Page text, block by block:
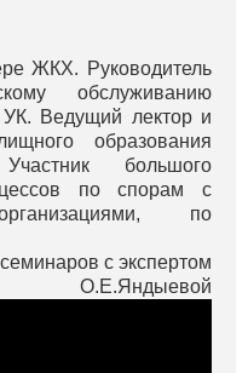
ЖКХ. Руководитель
обслуживанию
Ведущий лектор и
образования
большого
по спорам с
по
тепловиков в
бесплатные вид...
с экспертом
О.Е.Яндыевой